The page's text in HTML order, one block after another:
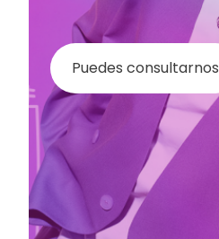
Puedes consultarnos